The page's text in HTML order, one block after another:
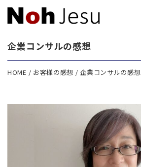
企業コンサルの感想
HOME お客様の感想 企業コンサルの感想